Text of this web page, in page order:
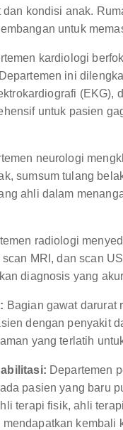
dan kondisi anak.
untuk
kardiologi
ini
(EKG),
untuk pasien
neurologi
sumsum tulang
ahli dalam
radiologi
scan MRI, dan scan
diagnosis yang
Bagian gawat darurat
dengan penyakit
yang terlatih
Departemen
pasien yang baru
terapi fisik, ahli
mendapatkan